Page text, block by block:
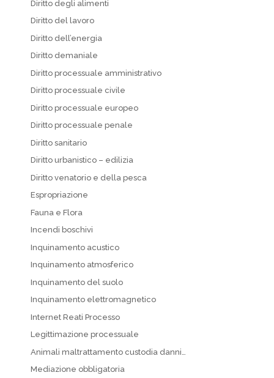
Diritto degli alimenti
Diritto del lavoro
Diritto dell’energia
Diritto demaniale
Diritto processuale amministrativo
Diritto processuale civile
Diritto processuale europeo
Diritto processuale penale
Diritto sanitario
Diritto urbanistico – edilizia
Diritto venatorio e della pesca
Espropriazione
Fauna e Flora
Incendi boschivi
Inquinamento acustico
Inquinamento atmosferico
Inquinamento del suolo
Inquinamento elettromagnetico
Internet Reati Processo
Legittimazione processuale
Animali maltrattamento custodia danni…
Mediazione obbligatoria